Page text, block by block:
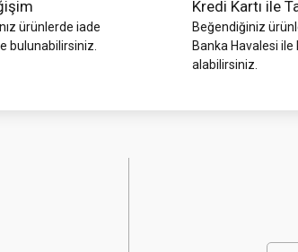
ürünlerde iade
bulunabilirsiniz.
Kredi Kartı ile
Beğendiğiniz
Banka Havalesi ile
alabilirsiniz.